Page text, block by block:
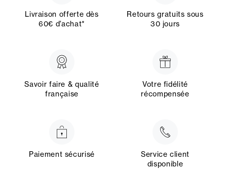
Livraison offerte dès
60€ d’achat*
Retours gratuits sous
30 jours
Savoir faire & qualité
française
Votre fidélité
récompensée
Paiement sécurisé
Service client
disponible